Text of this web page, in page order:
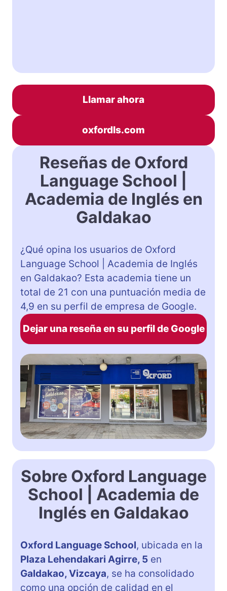
Llamar ahora
oxfordls.com
Reseñas de Oxford
Language School |
Academia de Inglés en
Galdakao
¿Qué opina los usuarios de Oxford
Language School | Academia de Inglés
en Galdakao? Esta academia tiene un
total de 21 con una puntuación media de
4,9 en su perfil de empresa de Google.
Dejar una reseña en su perfil de Google
Sobre Oxford Language
School | Academia de
Inglés en Galdakao
Oxford Language School, ubicada en la
Plaza Lehendakari Agirre, 5 en
Galdakao, Vizcaya, se ha consolidado
como una opción de calidad en el